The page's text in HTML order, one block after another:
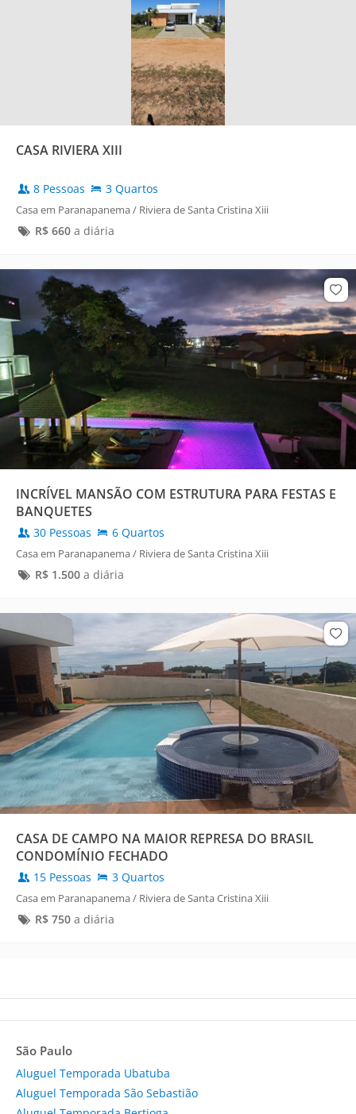
CASA RIVIERA XIII
8 Pessoas 3 Quartos
Casa em Paranapanema / Riviera de Santa Cristina Xiii
R$ 660a diária
INCRÍVEL MANSÃO COM ESTRUTURA PARA FESTAS E
BANQUETES
30 Pessoas 6 Quartos
Casa em Paranapanema / Riviera de Santa Cristina Xiii
R$ 1.500a diária
CASA DE CAMPO NA MAIOR REPRESA DO BRASIL
CONDOMÍNIO FECHADO
15 Pessoas 3 Quartos
Casa em Paranapanema / Riviera de Santa Cristina Xiii
R$ 750a diária
São Paulo
Aluguel Temporada Ubatuba
Aluguel Temporada São Sebastião